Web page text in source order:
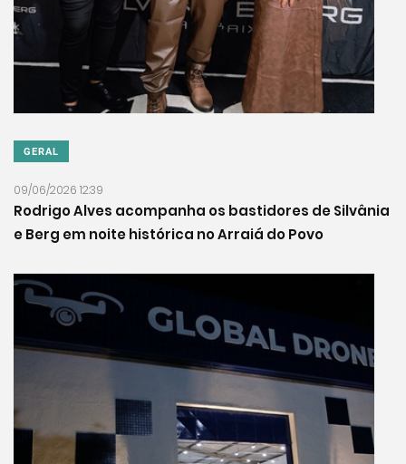
GERAL
09/06/2026 12:39
Rodrigo Alves acompanha os bastidores de Silvânia
e Berg em noite histórica no Arraiá do Povo